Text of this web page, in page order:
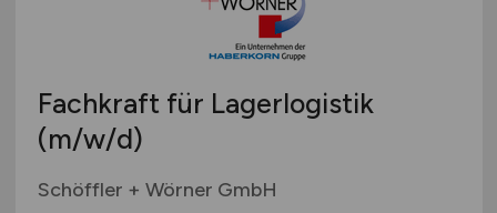
Fachkraft für Lagerlogistik
(m/w/d)
Schöffler + Wörner GmbH